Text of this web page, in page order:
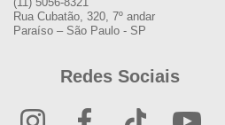
Rua Cubatão, 320, 7º andar
Paraíso – São Paulo - SP
Redes Sociais